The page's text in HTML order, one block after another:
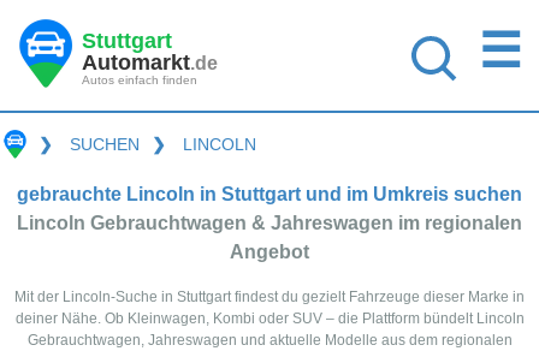
Stuttgart
Automarkt.de
Autos einfach finden
☰
❯ SUCHEN ❯ LINCOLN
gebrauchte Lincoln in Stuttgart und im Umkreis suchen
Lincoln Gebrauchtwagen & Jahreswagen im regionalen
Angebot
Mit der Lincoln-Suche in Stuttgart findest du gezielt Fahrzeuge dieser Marke in
deiner Nähe. Ob Kleinwagen, Kombi oder SUV – die Plattform bündelt Lincoln
Gebrauchtwagen, Jahreswagen und aktuelle Modelle aus dem regionalen